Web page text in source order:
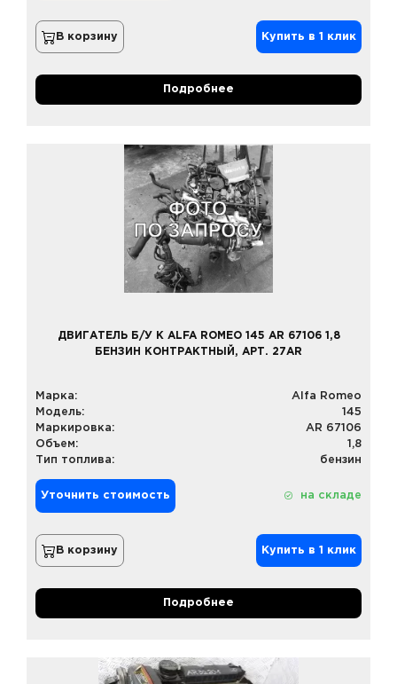
В корзину Купить в 1 клик
Подробнее
ДВИГАТЕЛЬ Б/У К ALFA ROMEO 145 AR 67106 1,8
БЕНЗИН КОНТРАКТНЫЙ, АРТ. 27AR
Марка:
Alfa Romeo
Модель:
145
Маркировка:
AR 67106
Объем:
1,8
Тип топлива:
бензин
Уточнить стоимость на складе
В корзину Купить в 1 клик
Подробнее